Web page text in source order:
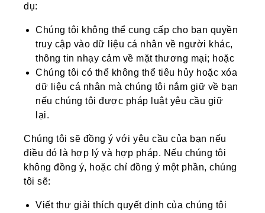
dụ:
Chúng tôi không thể cung cấp cho bạn quyền
truy cập vào dữ liệu cá nhân về người khác,
thông tin nhạy cảm về mặt thương mại; hoặc
Chúng tôi có thể không thể tiêu hủy hoặc xóa
dữ liệu cá nhân mà chúng tôi nắm giữ về bạn
nếu chúng tôi được pháp luật yêu cầu giữ
lại.
Chúng tôi sẽ đồng ý với yêu cầu của bạn nếu
điều đó là hợp lý và hợp pháp. Nếu chúng tôi
không đồng ý, hoặc chỉ đồng ý một phần, chúng
tôi sẽ:
Viết thư giải thích quyết định của chúng tôi